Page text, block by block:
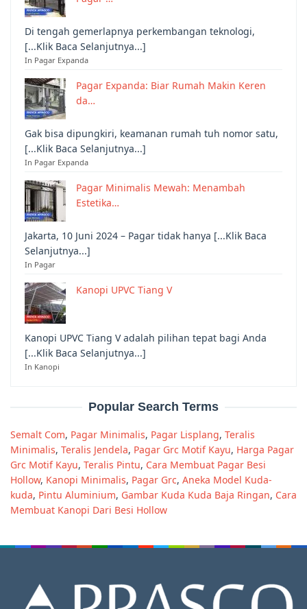
Di tengah gemerlapnya perkembangan teknologi,
[...Klik Baca Selanjutnya...]
In Pagar Expanda
Pagar Expanda: Biar Rumah Makin Keren
da…
Gak bisa dipungkiri, keamanan rumah tuh nomor satu,
[...Klik Baca Selanjutnya...]
In Pagar Expanda
Pagar Minimalis Mewah: Menambah
Estetika…
Jakarta, 10 Juni 2024 – Pagar tidak hanya [...Klik Baca
Selanjutnya...]
In Pagar
Kanopi UPVC Tiang V
Kanopi UPVC Tiang V adalah pilihan tepat bagi Anda
[...Klik Baca Selanjutnya...]
In Kanopi
Popular Search Terms
Semalt Com, Pagar Minimalis, Pagar Lisplang, Teralis
Minimalis, Teralis Jendela, Pagar Grc Motif Kayu, Harga Pagar
Grc Motif Kayu, Teralis Pintu, Cara Membuat Pagar Besi
Hollow, Kanopi Minimalis, Pagar Grc, Aneka Model Kuda-
kuda, Pintu Aluminium, Gambar Kuda Kuda Baja Ringan, Cara
Membuat Kanopi Dari Besi Hollow